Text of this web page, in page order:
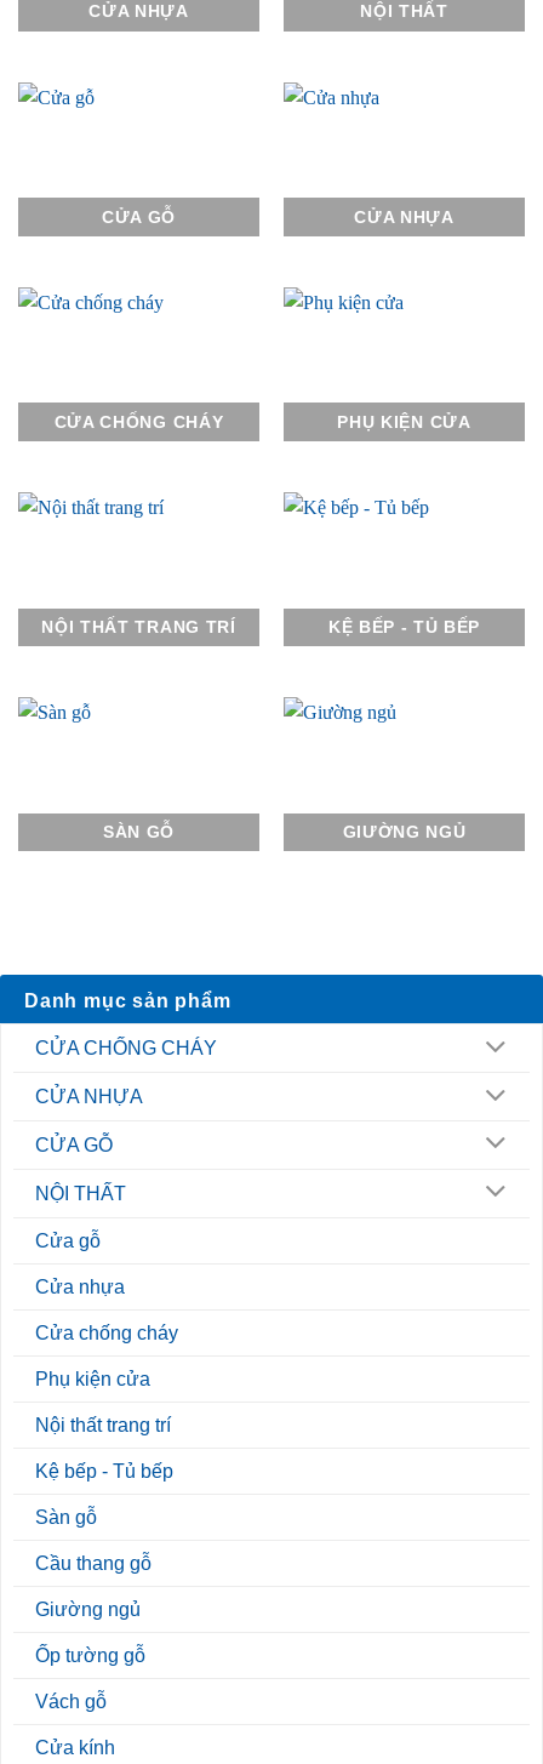
CỬA NHỰA NỘI THẤT
CỬA GỖ CỬA NHỰA
CỬA CHỐNG CHÁY PHỤ KIỆN CỬA
NỘI THẤT TRANG TRÍ KỆ BẾP - TỦ BẾP
SÀN GỖ GIƯỜNG NGỦ
Danh mục sản phẩm
CỬA CHỐNG CHÁY
CỬA NHỰA
CỬA GỖ
NỘI THẤT
Cửa gỗ
Cửa nhựa
Cửa chống cháy
Phụ kiện cửa
Nội thất trang trí
Kệ bếp - Tủ bếp
Sàn gỗ
Cầu thang gỗ
Giường ngủ
Ốp tường gỗ
Vách gỗ
Cửa kính